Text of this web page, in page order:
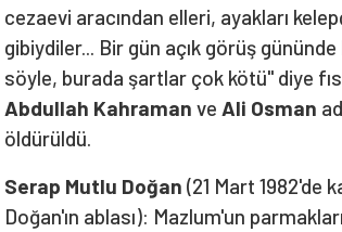
cezaevi aracından elleri, ayakları
gibiydiler... Bir gün açık görüş
söyle, burada şartlar çok kötü" diye
Abdullah Kahraman ve Ali Osman
öldürüldü.
Serap Mutlu Doğan (21 Mart 1982'de
Doğan'ın ablası): Mazlum'un